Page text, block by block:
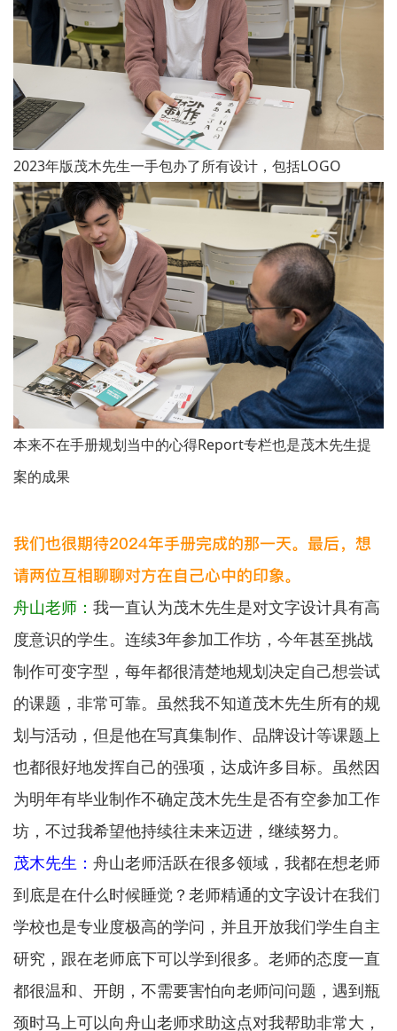
2023年版茂木先生一手包办了所有设计，包括LOGO
本来不在手册规划当中的心得Report专栏也是茂木先生提
案的成果
我们也很期待2024年手册完成的那一天。最后，想
请两位互相聊聊对方在自己心中的印象。
舟山老师： 我一直认为茂木先生是对文字设计具有高
度意识的学生。连续3年参加工作坊，今年甚至挑战
制作可变字型，每年都很清楚地规划决定自己想尝试
的课题，非常可靠。虽然我不知道茂木先生所有的规
划与活动，但是他在写真集制作、品牌设计等课题上
也都很好地发挥自己的强项，达成许多目标。虽然因
为明年有毕业制作不确定茂木先生是否有空参加工作
坊，不过我希望他持续往未来迈进，继续努力。
茂木先生： 舟山老师活跃在很多领域，我都在想老师
到底是在什么时候睡觉？老师精通的文字设计在我们
学校也是专业度极高的学问，并且开放我们学生自主
研究，跟在老师底下可以学到很多。老师的态度一直
都很温和、开朗，不需要害怕向老师问问题，遇到瓶
颈时马上可以向舟山老师求助这点对我帮助非常大，